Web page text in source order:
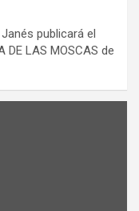
publicará el
DE LAS MOSCAS de